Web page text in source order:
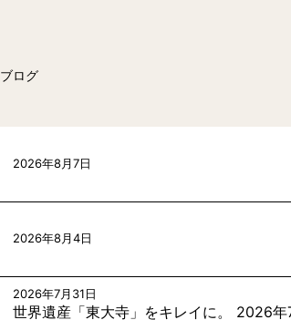
ブログ
2026年8月7日
2026年8月4日
2026年7月31日
世界遺産「東大寺」をキレイに。 2026